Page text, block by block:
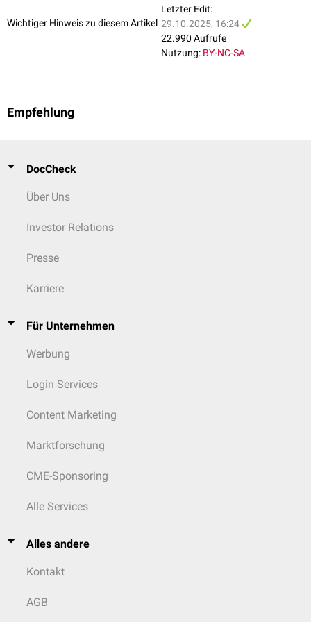
Wichtiger Hinweis zu diesem Artikel
Letzter Edit:
29.10.2025, 16:24
22.990 Aufrufe
Nutzung: BY-NC-SA
Empfehlung
DocCheck
Über Uns
Investor Relations
Presse
Karriere
Für Unternehmen
Werbung
Login Services
Content Marketing
Marktforschung
CME-Sponsoring
Alle Services
Alles andere
Kontakt
AGB